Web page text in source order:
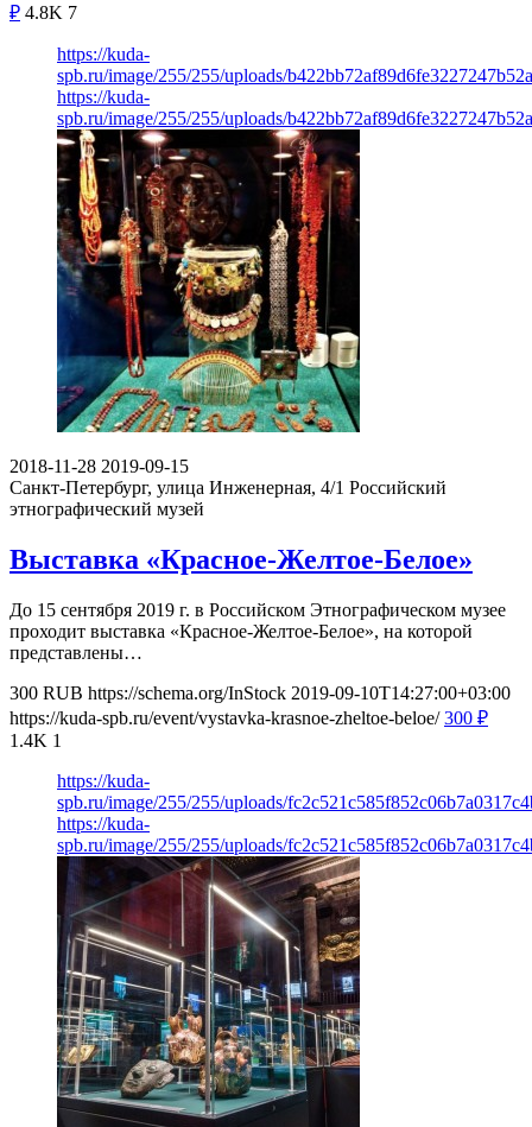
₽ 4.8K 7
https://kuda-
spb.ru/image/255/255/uploads/
https://kuda-
spb.ru/image/255/255/uploads/
2018-11-28 2019-09-15
Санкт-Петербург, улица Инженерная, 4/1 Российский
этнографический музей
Выставка «Красное-Желтое-Белое»
До 15 сентября 2019 г. в Российском Этнографическом музее
проходит выставка «Красное-Желтое-Белое», на которой
представлены…
300 RUB https://schema.org/InStock 2019-09-10T14:27:00+03:00
https://kuda-spb.ru/event/vystavka-krasnoe-zheltoe-beloe/ 300 ₽
1.4K 1
https://kuda-
spb.ru/image/255/255/uploads/
https://kuda-
spb.ru/image/255/255/uploads/